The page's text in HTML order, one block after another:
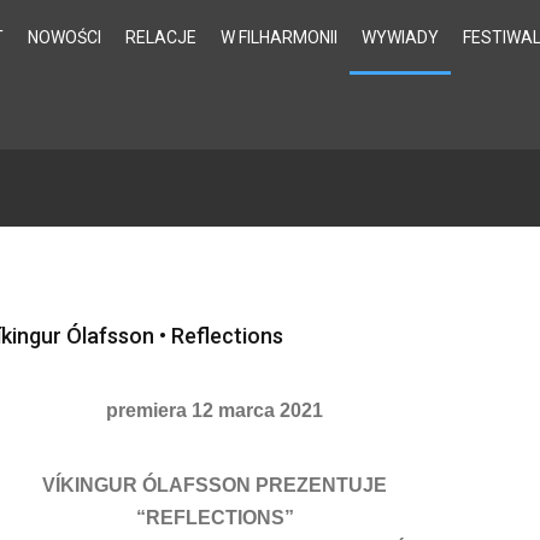
NOWOŚCI RELACJE W FILHARMONII WYWIADY
Ólafsson • Reflections
premiera 12 marca 2021
VÍKINGUR ÓLAFSSON PREZENTUJE
“REFLECTIONS”